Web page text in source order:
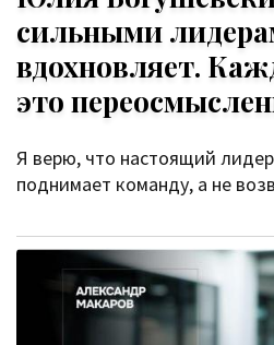
сильными
вдохновляет.
это
Я верю, что настоящий
поднимает команду, а не